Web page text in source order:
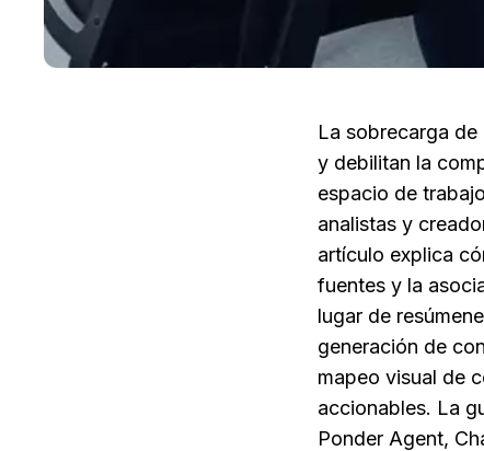
La sobrecarga
y debilitan la
espacio de
analistas y
artículo explica
fuentes y la
lugar de
generación de
mapeo visual de
accionables. La
Ponder Agent,